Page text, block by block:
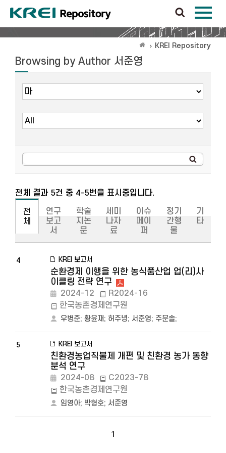
KREI Repository
Browsing by Author 서준영
전체 결과 5건 중 4-5번을 표시중입니다.
전
체
연구
보고
서
학술
지논
문
세미
나자
료
이슈
페이
퍼
정기
간행
물
기
타
4 KREI 보고서
순환경제 이행을 위한 농식품산업 업(리)사
이클링 전략 연구
2024-12
R2024-16
한국농촌경제연구원
우병준; 황윤재; 허주녕; 서준영; 주문솔;
5 KREI 보고서
친환경농업직불제 개편 및 친환경 농가 동향
분석 연구
2024-08
C2023-78
한국농촌경제연구원
임영아; 박형호; 서준영
1